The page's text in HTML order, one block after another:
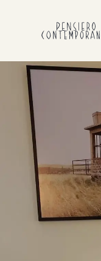
Pensiero
Contemporaneo